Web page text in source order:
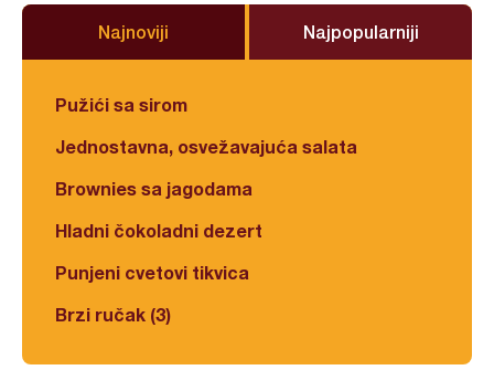
Najnoviji Najpopularniji
Pužići sa sirom
Jednostavna, osvežavajuća salata
Brownies sa jagodama
Hladni čokoladni dezert
Punjeni cvetovi tikvica
Brzi ručak (3)